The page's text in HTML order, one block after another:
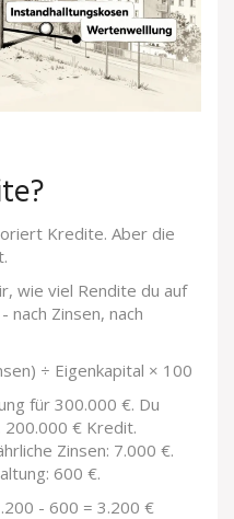
Kredite. Aber die
wie viel Rendite du auf
nach Zinsen, nach
÷ Eigenkapital × 100
für 300.000 €. Du
200.000 € Kredit.
Zinsen: 7.000 €.
600 €.
- 600 = 3.200 €